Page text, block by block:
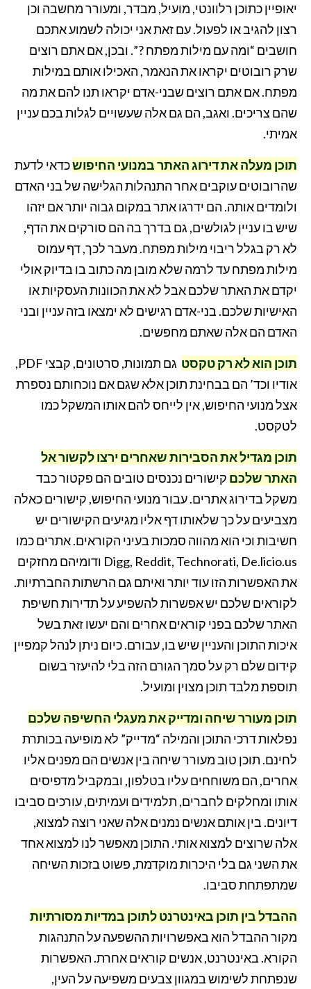
יאופיין כתוכן רלוונטי, מועיל, מבדר, ומעורר מחשבה וכן
רצון להגיב או לפעול. עם זאת אני יכולה לשמוע אתכם
חושבים “ומה עם מילות מפתח ?”. ובכן, אם אתם רוצים
שרק רובוטים יקראו את הנאמר, האכילו אותם במילות
מפתח. אם אתם רוצים שבני-אדם יקראו תנו להם את מה
שהם צריכים. ואגב, הם גם אלה שעשויים לגלות בכם עניין
אמיתי.
תוכן מעלה את דירוג האתר במנועי החיפושכדאי לדעת
שהרובוטים עוקבים אחר התנהלות הגלישה של בני האדם
ולומדים אותה. הם ידרגו אתר במקום גבוה יותר אם יזהו
שיש בו עניין לגולשים, גם בדרך בה הם סורקים את הדף,
לא רק בגלל ריבוי מילות מפתח. מעבר לכך, דף עמוס
מילות מפתח עד לרמה שלא מובן מה כתוב בו בדיוק אולי
יקדם את האתר שלכם אבל לא את הכוונות העסקיות או
האישיות שלכם. בני-אדם רגישים לא ימצאו בזה עניין ובני
האדם הם אלה שאתם מחפשים.
תוכן הוא לא רק טקסט
גם תמונות, סרטונים, קבצי PDF,
אודיו וכד’ הם בבחינת תוכן אלא שגם אם נוכחותם נספרת
אצל מנועי החיפוש, אין לייחס להם אותו המשקל כמו
לטקסט.
תוכן מגדיל את הסבירות שאחרים ירצו לקשור אל
האתר שלכם קישורים נכנסים טובים הם פקטור כבד
משקל בדירוג אתרים. עבור מנועי החיפוש, קישורים כאלה
מצביעים על כך שלאותו דף אליו מגיעים הקישורים יש
חשיבות וכי הוא מהווה סמכות בעיני הקוראים. אתרים כמו
Digg, Reddit, Technorati, De.licio.us ודומיהם מחזקים
את האפשרות הזו עוד יותר ואיתם גם הרשתות החברתיות.
לקוראים שלכם יש אפשרות להשפיע על תדירות חשיפת
האתר שלכם בפני קוראים אחרים והם יעשו זאת בשל
איכות התוכן והעניין שיש בו, עבורם. כיום ניתן לנהל קמפיין
קידום שלם רק על סמך הגורם הזה בלי להיעזר בשום
תוספת מלבד תוכן מצוין ומועיל.
תוכן מעורר שיחה ומדייק את מעגלי החשיפה שלכם
נפלאות דרכי התוכן והמילה “מדייק” לא מופיעה בכותרת
לחינם. תוכן טוב מעורר שיחה בין אנשים הם מפנים אליו
אחרים, הם משוחחים עליו בטלפון, ובמקביל מדפיסים
אותו ומחלקים לחברים, תלמידים ועמיתים, עורכים סביבו
דיונים. בין אותם אנשים נמנים אלה שאני רוצה למצוא,
אלה שרוצים למצוא אותי. התוכן מאפשר לנו למצוא אחד
את השני גם בלי היכרות מוקדמת, פשוט בזכות השיחה
שמתפתחת סביבו.
ההבדל בין תוכן באינטרנט לתוכן במדיות מסורתיות
מקור ההבדל הוא באפשרויות ההשפעה על התנהגות
הקורא. באינטרנט, אנשים קוראים אחרת. האפשרות
שנפתחת לשימוש במגוון צבעים משפיעה על העין,